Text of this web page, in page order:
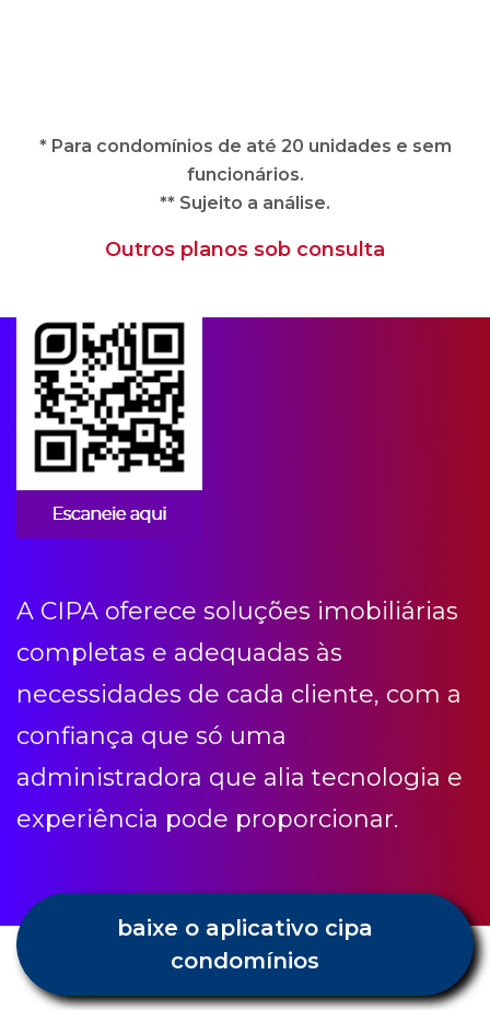
A CIPA oferece soluções imobiliárias
completas e adequadas às
necessidades de cada cliente, com a
administradora que alia tecnologia e
experiência pode proporcionar.
baixe o aplicativo cipa
condomínios
Condomínio etc
Receba todas as novidades e dicas
Cipa.